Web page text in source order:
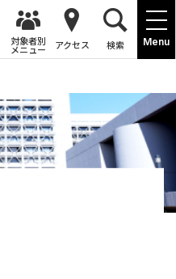
Menu
対象者別
メニュー アクセス 検索